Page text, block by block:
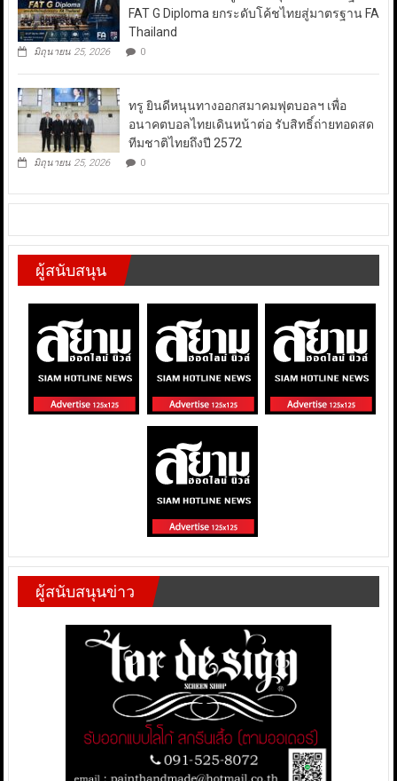
FAT G Diploma ยกระดับโค้ชไทยสู่มาตรฐาน FA
Thailand
มิถุนายน 25, 2026 0
ทรู ยินดีหนุนทางออกสมาคมฟุตบอลฯ เพื่อ
อนาคตบอลไทยเดินหน้าต่อ รับสิทธิ์ถ่ายทอดสด
ทีมชาติไทยถึงปี 2572
มิถุนายน 25, 2026 0
ผู้สนับสนุน
ผู้สนับสนุนข่าว